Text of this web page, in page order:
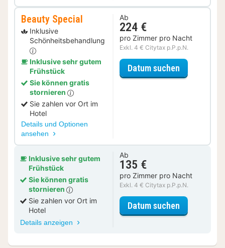
Beauty Special
Inklusive
Schönheitsbehandlung
Inklusive sehr gutem
Frühstück
Sie können gratis
stornieren
Sie zahlen vor Ort im
Hotel
Details und Optionen
ansehen
Ab
224 €
pro Zimmer pro Nacht
Exkl. 4 € Citytax p.P.p.N.
Datum suchen
Inklusive sehr gutem
Frühstück
Sie können gratis
stornieren
Sie zahlen vor Ort im
Hotel
Details anzeigen
Ab
135 €
pro Zimmer pro Nacht
Exkl. 4 € Citytax p.P.p.N.
Datum suchen